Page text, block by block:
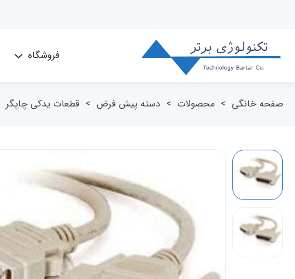
فروشگاه
صفحه خانگی > محصولات > دسته پیش فرض > قطعات یدکی چاپگر